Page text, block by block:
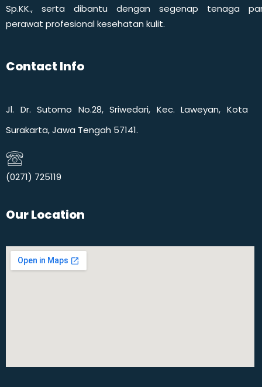
Sp.KK., serta dibantu dengan segenap tenaga
perawat profesional kesehatan kulit.
Contact Info
Jl. Dr. Sutomo No.28, Sriwedari, Kec. Laweyan, Kota
Surakarta, Jawa Tengah 57141.
(0271) 725119​
Our Location